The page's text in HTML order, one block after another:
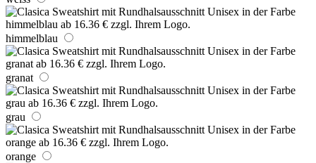
himmelblau
granat
grau
orange